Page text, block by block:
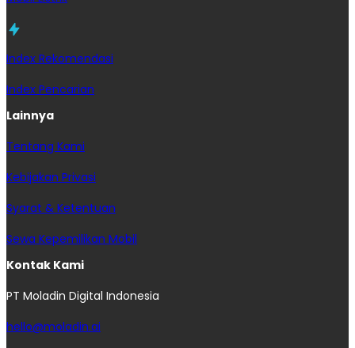
Index Rekomendasi
Index Pencarian
Lainnya
Tentang Kami
Kebijakan Privasi
Syarat & Ketentuan
Sewa Kepemilikan Mobil
Kontak Kami
PT Moladin Digital Indonesia
hello@moladin.ai